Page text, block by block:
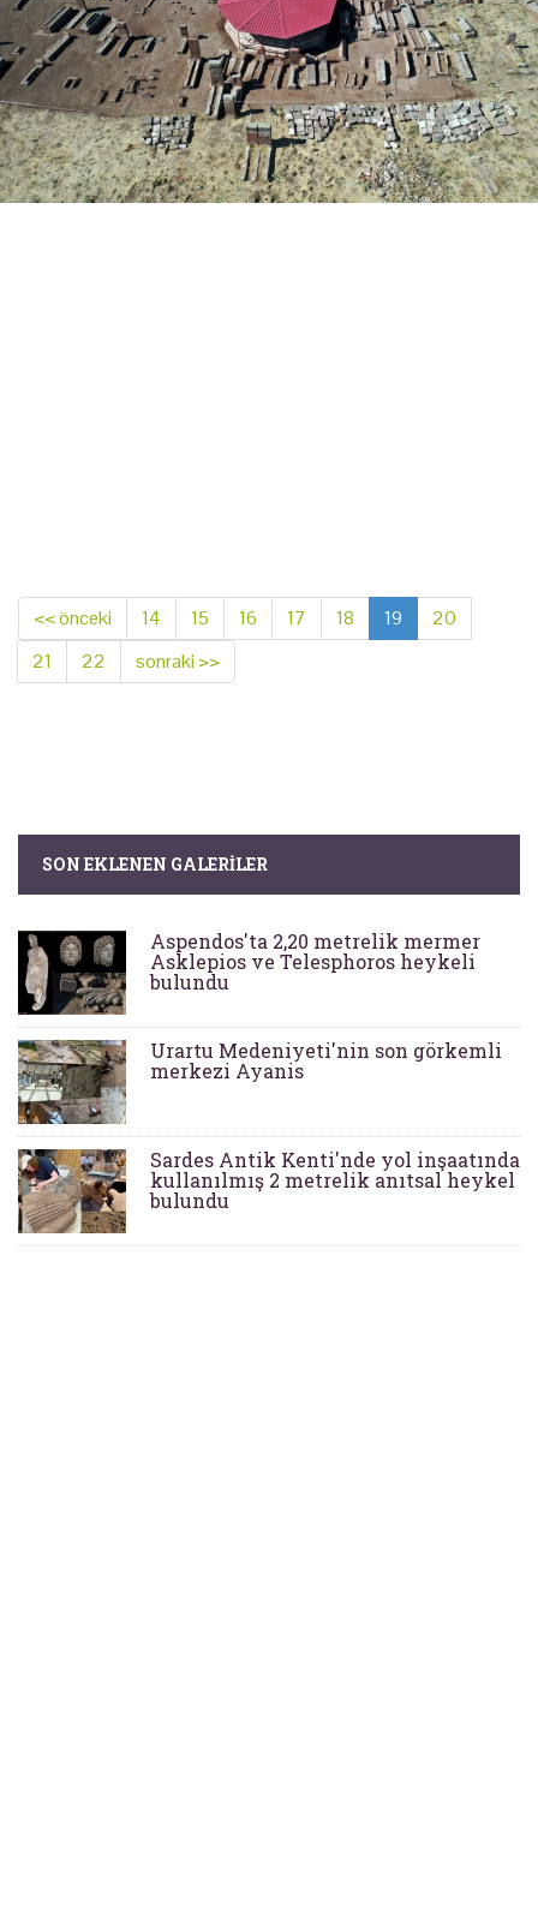
<< önceki 14 15 16 17 18 19
20
21
22 sonraki >>
SON EKLENEN GALERILER
Aspendos'ta 2,20 metrelik mermer
Asklepios ve Telesphoros heykeli
bulundu
Urartu Medeniyeti'nin son görkemli
merkezi Ayanis
Sardes Antik Kenti'nde yol inşaatında
kullanılmış 2 metrelik anıtsal heykel
bulundu